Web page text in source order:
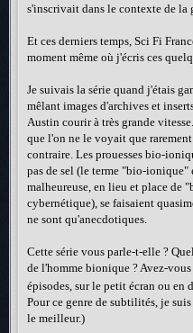
s'inscrivait dans le contexte de la
Et ces derniers temps, Sci Fi
moment même où j'écris ces
Je suivais la série quand j'étais
mêlant images d'archives et
Austin courir à très grande
que l'on ne le voyait que
contraire. Les prouesses bio-
pas de sel (le terme "bio-
malheureuse, en lieu et place de
cybernétique), se faisaient
ne sont qu'anecdotiques.
Cette série vous parle-t-elle ?
de l'homme bionique ? Avez-
épisodes, sur le petit écran ou en
Pour ce genre de subtilités, je
le meilleur.)